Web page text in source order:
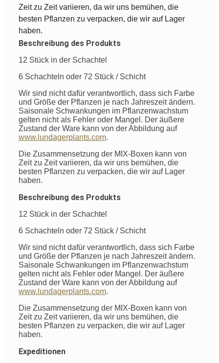
Zeit zu Zeit variieren, da wir uns bemühen, die
besten Pflanzen zu verpacken, die wir auf Lager
haben.
Beschreibung des Produkts
12 Stück in der Schachtel
6 Schachteln oder 72 Stück / Schicht
Wir sind nicht dafür verantwortlich, dass sich Farbe
und Größe der Pflanzen je nach Jahreszeit ändern.
Saisonale Schwankungen im Pflanzenwachstum
gelten nicht als Fehler oder Mangel. Der äußere
Zustand der Ware kann von der Abbildung auf
www.lundagerplants.com.
Die Zusammensetzung der MIX-Boxen kann von
Zeit zu Zeit variieren, da wir uns bemühen, die
besten Pflanzen zu verpacken, die wir auf Lager
haben.
Beschreibung des Produkts
12 Stück in der Schachtel
6 Schachteln oder 72 Stück / Schicht
Wir sind nicht dafür verantwortlich, dass sich Farbe
und Größe der Pflanzen je nach Jahreszeit ändern.
Saisonale Schwankungen im Pflanzenwachstum
gelten nicht als Fehler oder Mangel. Der äußere
Zustand der Ware kann von der Abbildung auf
www.lundagerplants.com.
Die Zusammensetzung der MIX-Boxen kann von
Zeit zu Zeit variieren, da wir uns bemühen, die
besten Pflanzen zu verpacken, die wir auf Lager
haben.
Expeditionen